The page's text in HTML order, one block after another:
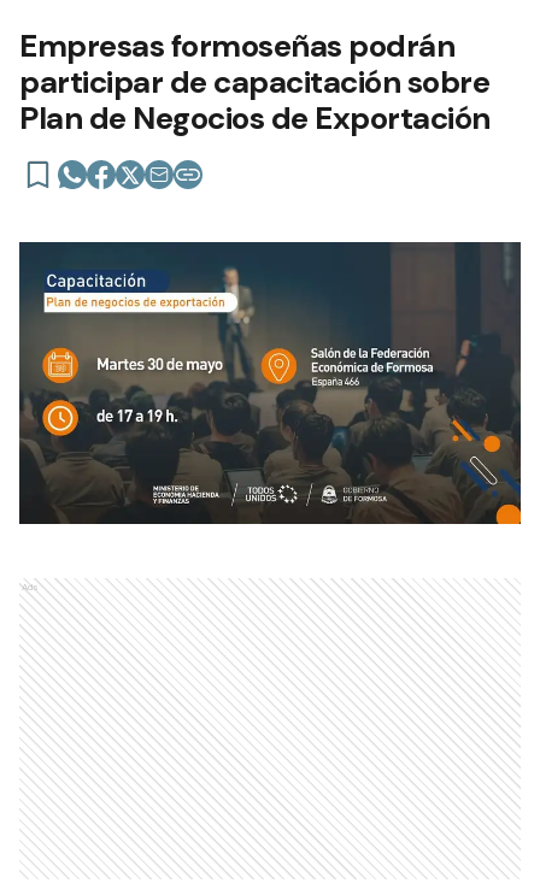
Empresas formoseñas podrán
participar de capacitación sobre
Plan de Negocios de Exportación
Ads